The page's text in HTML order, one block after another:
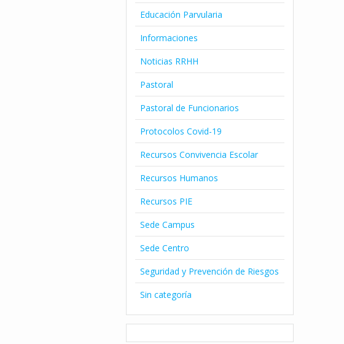
Educación Parvularia
Informaciones
Noticias RRHH
Pastoral
Pastoral de Funcionarios
Protocolos Covid-19
Recursos Convivencia Escolar
Recursos Humanos
Recursos PIE
Sede Campus
Sede Centro
Seguridad y Prevención de Riesgos
Sin categoría